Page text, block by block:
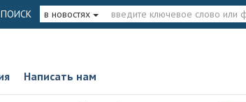
ПОИСК в новостях
Написать нам